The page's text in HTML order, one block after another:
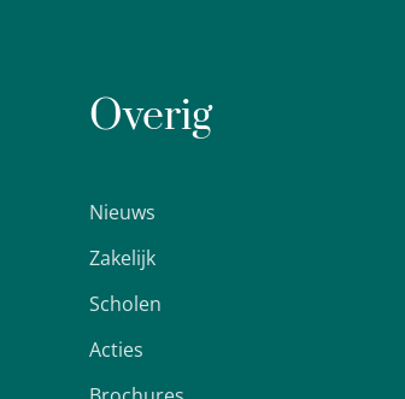
Overig
Nieuws
Zakelijk
Scholen
Acties